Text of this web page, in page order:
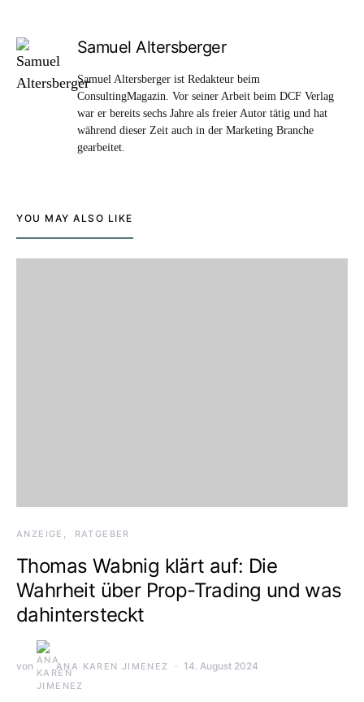
Samuel Altersberger
Samuel Altersberger ist Redakteur beim
ConsultingMagazin. Vor seiner Arbeit beim DCF Verlag
war er bereits sechs Jahre als freier Autor tätig und hat
während dieser Zeit auch in der Marketing Branche
gearbeitet.
YOU MAY ALSO LIKE
ANZEIGE RATGEBER
Thomas Wabnig klärt auf: Die
Wahrheit über Prop-Trading und was
dahintersteckt
von ANA KAREN JIMENEZ 14. August 2024